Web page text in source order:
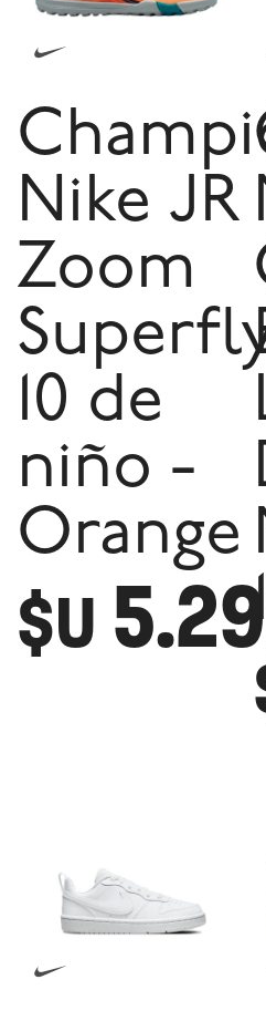
Nike JR
Zoom
10 de
niño -
Orange
$U